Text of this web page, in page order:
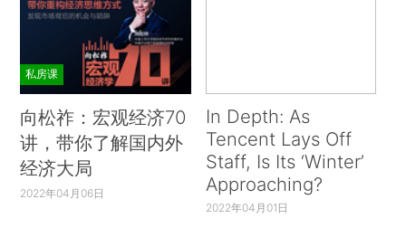
私房课
向松祚：宏观经济70
讲，带你了解国内外
经济大局
2022年04月06日
In Depth: As
Tencent Lays Off
Staff, Is Its ‘Winter’
Approaching?
2022年04月01日